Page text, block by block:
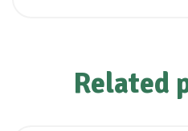
Related